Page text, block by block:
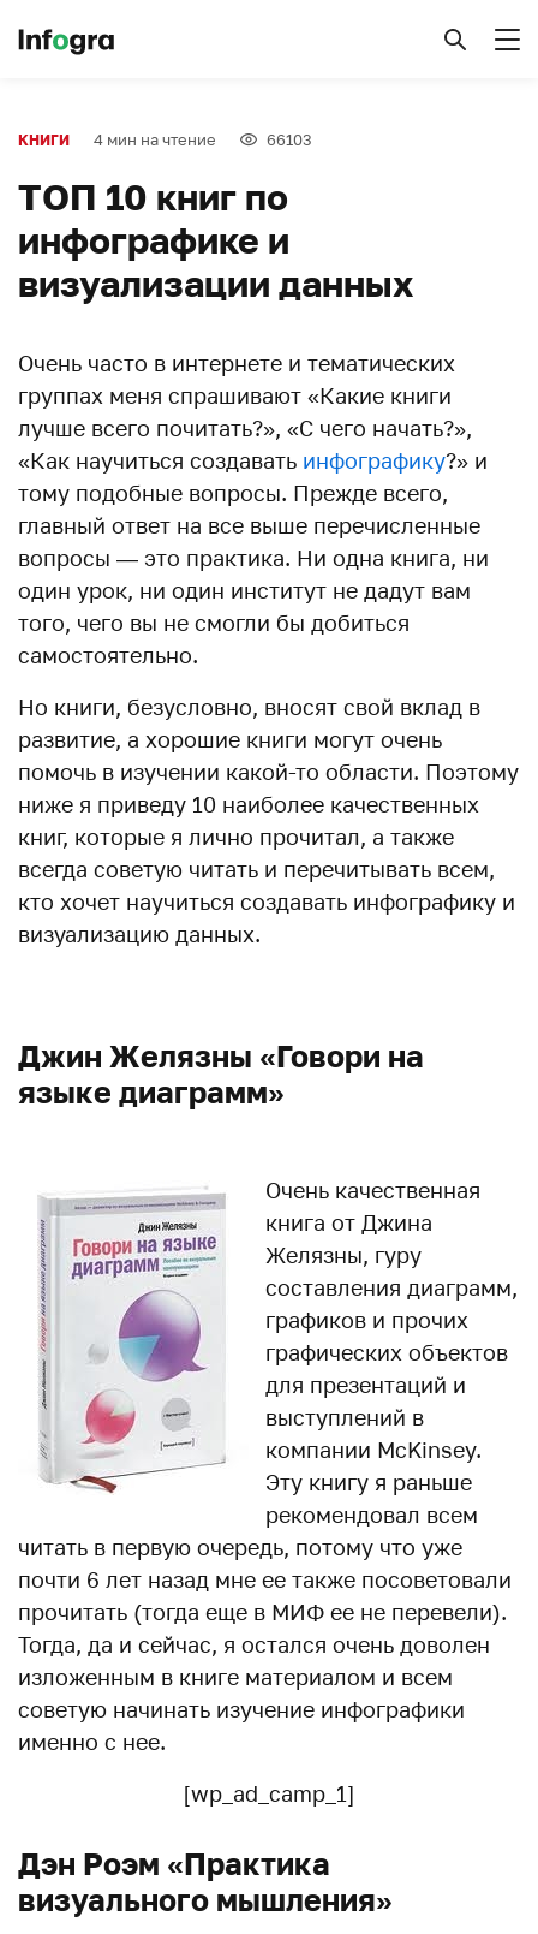
КНИГИ 4 мин на чтение 66103
ТОП 10 книг по
инфографике и
визуализации данных
Очень часто в интернете и тематических
группах меня спрашивают «Какие книги
лучше всего почитать?», «С чего начать?»,
«Как научиться создавать инфографику?» и
тому подобные вопросы. Прежде всего,
главный ответ на все выше перечисленные
вопросы — это практика. Ни одна книга, ни
один урок, ни один институт не дадут вам
того, чего вы не смогли бы добиться
самостоятельно.
Но книги, безусловно, вносят свой вклад в
развитие, а хорошие книги могут очень
помочь в изучении какой-то области. Поэтому
ниже я приведу 10 наиболее качественных
книг, которые я лично прочитал, а также
всегда советую читать и перечитывать всем,
кто хочет научиться создавать инфографику и
визуализацию данных.
Джин Желязны «Говори на
языке диаграмм»
Очень качественная
книга от Джина
Желязны, гуру
составления диаграмм,
графиков и прочих
графических объектов
для презентаций и
выступлений в
компании McKinsey.
Эту книгу я раньше
рекомендовал всем
читать в первую очередь, потому что уже
почти 6 лет назад мне ее также посоветовали
прочитать (тогда еще в МИФ ее не перевели).
Тогда, да и сейчас, я остался очень доволен
изложенным в книге материалом и всем
советую начинать изучение инфографики
именно с нее.
[wp_ad_camp_1]
Дэн Роэм «Практика
визуального мышления»